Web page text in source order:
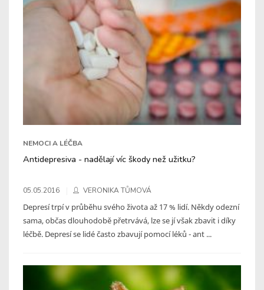
NEMOCI A LÉČBA
Antidepresiva - nadělají víc škody než užitku?
05.05.2016 VERONIKA TŮMOVÁ
Depresí trpí v průběhu svého života až 17 % lidí. Někdy odezní
sama, občas dlouhodobě přetrvává, lze se jí však zbavit i díky
léčbě. Depresí se lidé často zbavují pomocí léků - ant ...